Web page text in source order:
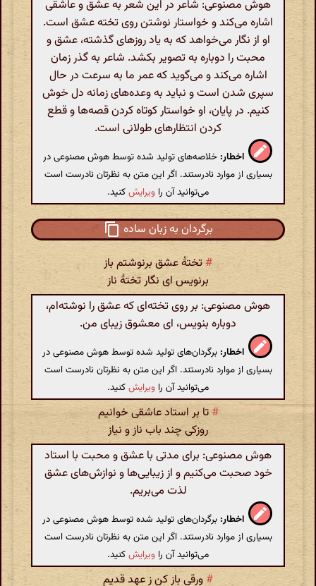
هوش مصنوعی: شاعر در این شعر به عشق و عاشقی
اشاره می‌کند و خواستار نوشتن روی تخته عشق است.
او از نگار می‌خواهد که به یاد روزهای گذشته، عشق و
محبت را دوباره به تصویر بکشد. شاعر به گذر زمان
اشاره می‌کند و می‌گوید که عمر ما به سرعت در حال
سپری شدن است و نباید به وعده‌های زمانه دل خوش
کنیم. در پایان، او خواستار کوتاه کردن قصه‌ها و قطع
کردن انتظارهای طولانی است.
اخطار: خلاصه‌های تولید شده توسط هوش مصنوعی در
بسیاری از موارد نادرستند. اگر این متن به نظرتان نادرست است
می‌توانید آن را ویرایشکنید.
برگردان به زبان ساده
#تختهٔ عشق برنوشتم باز
برنویس ای نگار تختهٔ ناز
هوش مصنوعی: بر روی تخته‌ای که عشق را نوشته‌ام،
دوباره بنویس، ای معشوق زیبای من.
اخطار: برگردان‌های تولید شده توسط هوش مصنوعی در
بسیاری از موارد نادرستند. اگر این متن به نظرتان نادرست است
می‌توانید آن را ویرایشکنید.
#تا بر استاد عاشقی خوانیم
روزکی چند باب ناز و نیاز
هوش مصنوعی: برای مدتی با عشق و محبت با استاد
خود صحبت می‌کنیم و از زیبایی‌ها و نوازش‌های عشق
لذت می‌بریم.
اخطار: برگردان‌های تولید شده توسط هوش مصنوعی در
بسیاری از موارد نادرستند. اگر این متن به نظرتان نادرست است
می‌توانید آن را ویرایشکنید.
# ورقی باز کن ز عهد قدیم